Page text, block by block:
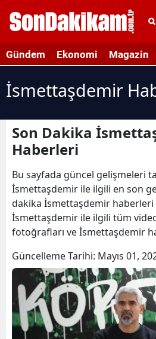
Gündem Ekonomi Magazin
İsmettaşdemir
Son Dakika
Haberleri
Bu sayfada güncel gelişmeleri
İsmettaşdemir ile ilgili en son
dakika İsmettaşdemir haberleri
İsmettaşdemir ile ilgili tüm
fotoğrafları ve İsmettaşdemir
Güncelleme Tarihi: Mayıs 01,